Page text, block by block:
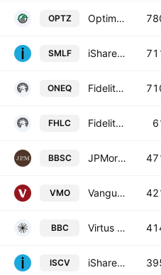
OPTZ Optimize Strategy Index ETF
SMLF iShares U.S. SmallCap Equity Factor ETF
ONEQ Fidelity Nasdaq Composite Index ETF
FHLC Fidelity MSCI Health Care Index ETF
BBSC JPMorgan BetaBuilders U.S. Small Cap Equity Fund
VMO Vanguard Global Momentum Factor ETF
BBC Virtus Biotech Clinical Trials ETF
ISCV iShares Morningstar Small Cap Value ETF